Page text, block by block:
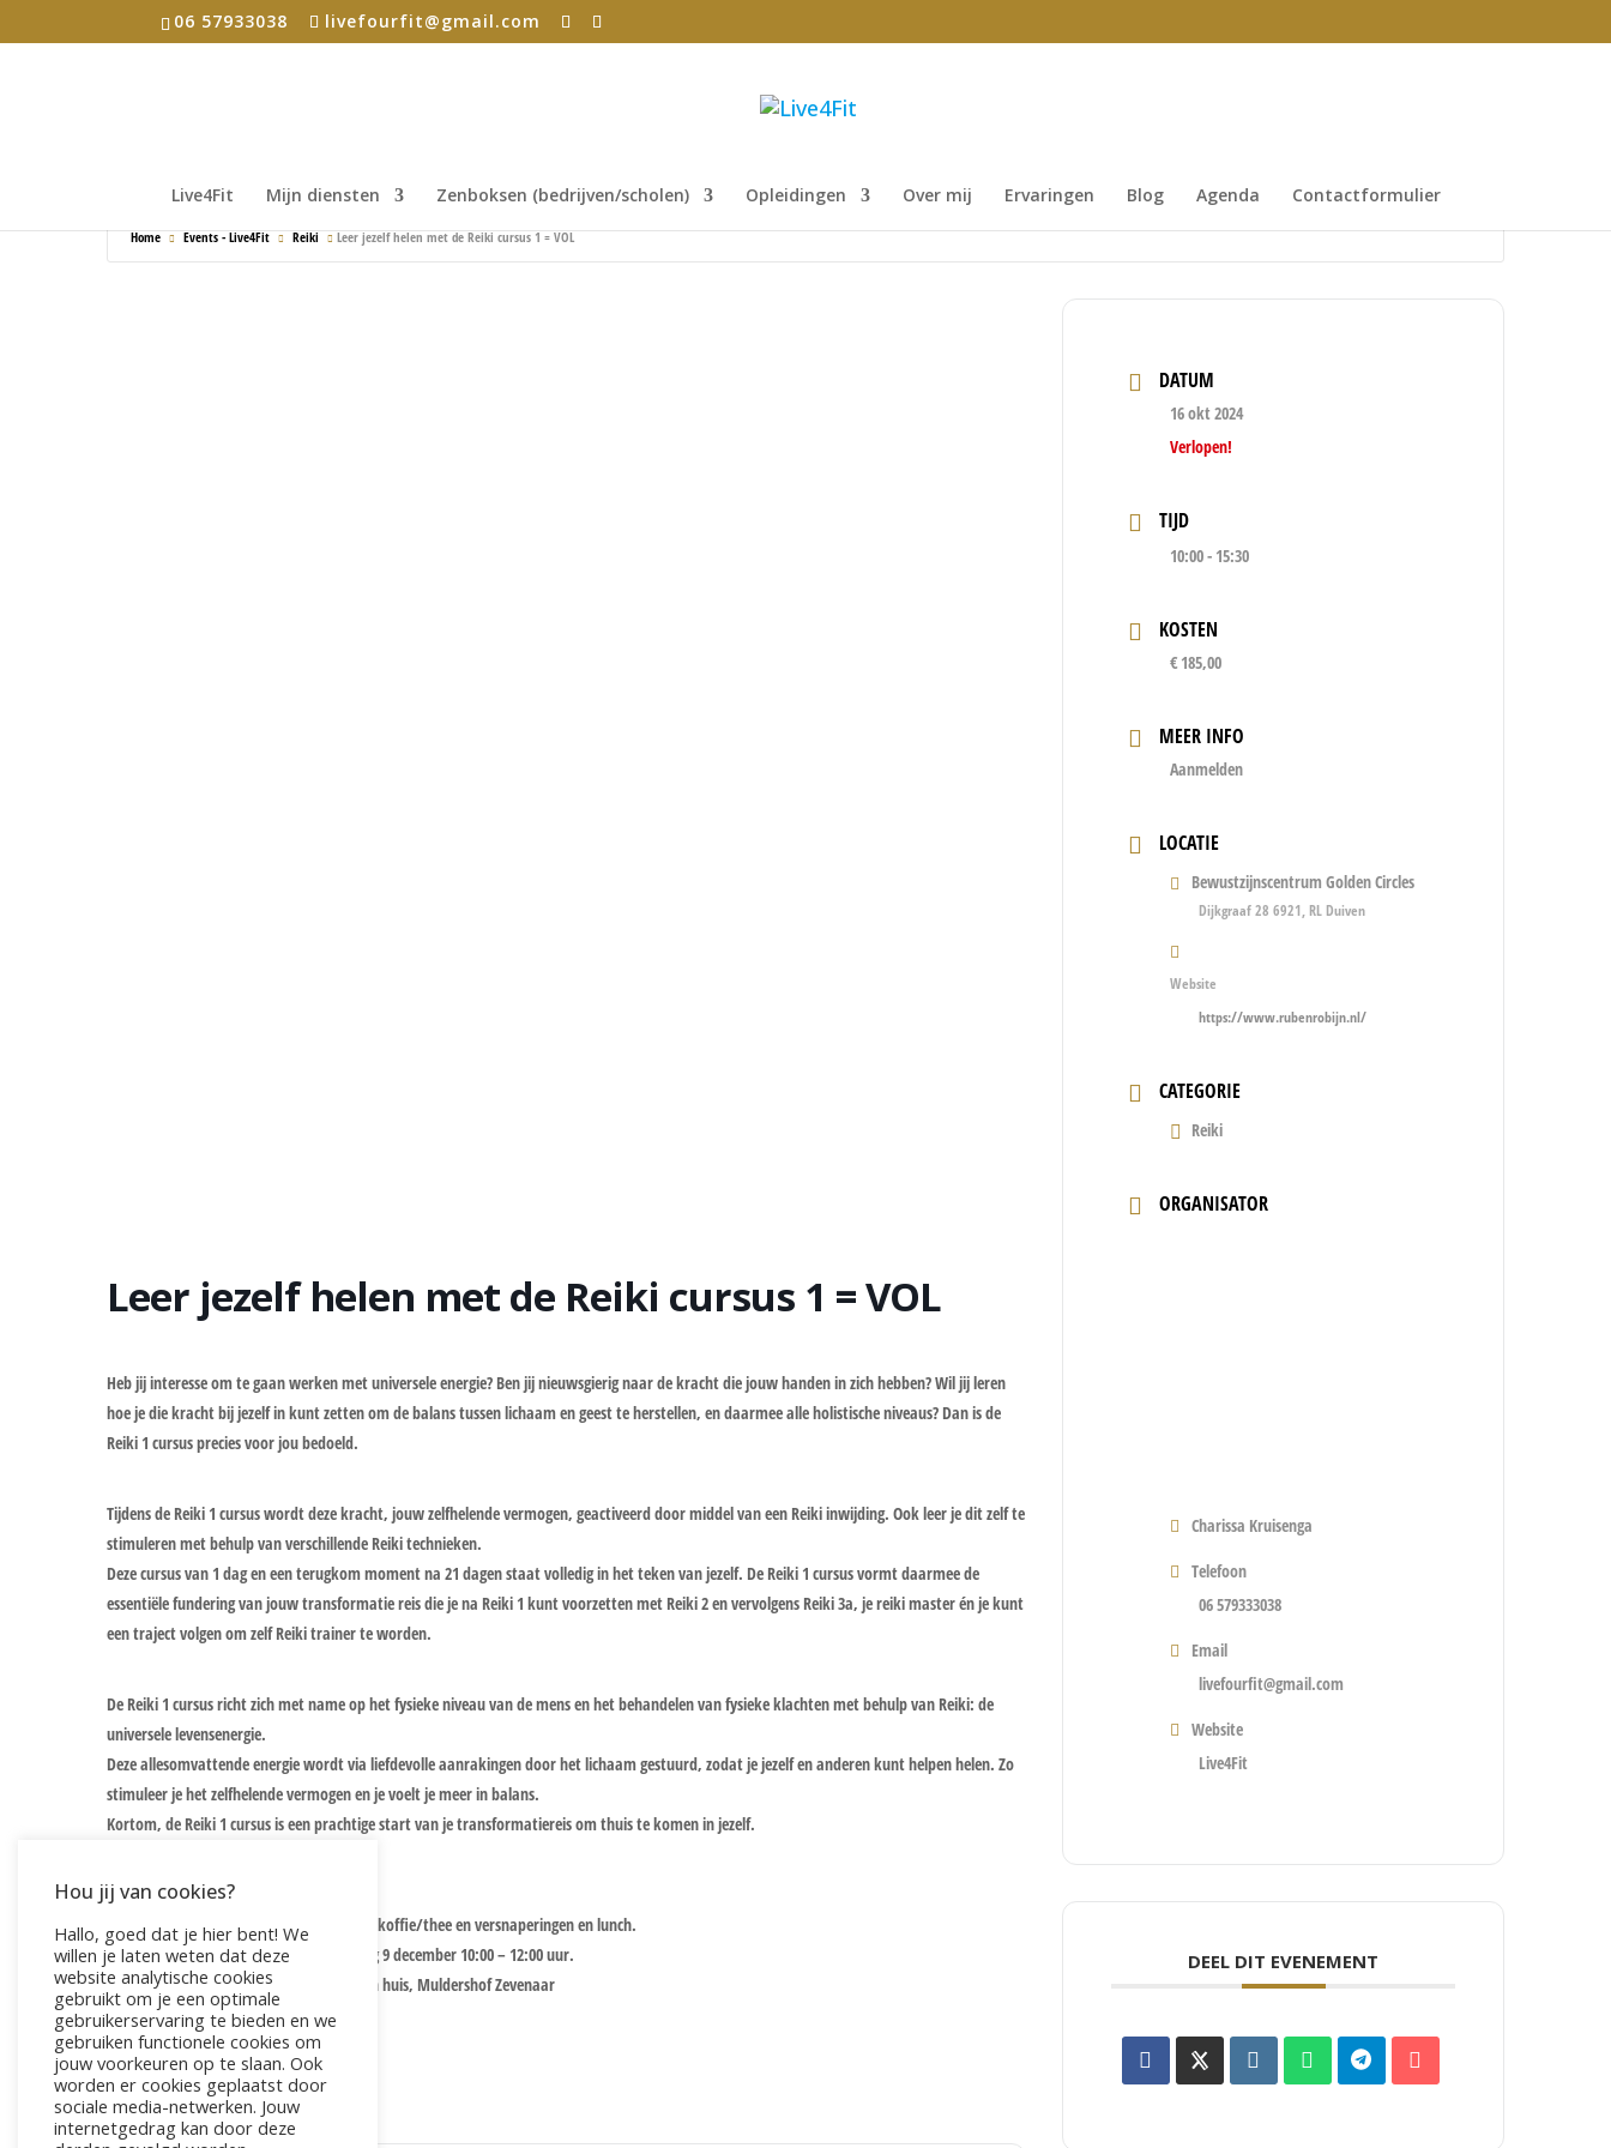
06 57933038 livefourfit@gmail.com
Live4Fit Mijn diensten Zenboksen (bedrijven/scholen) Opleidingen Over mij Ervaringen Blog Agenda Contactformulier
Home Events - Live4Fit Reiki Leer jezelf helen met de Reiki cursus 1 = VOL
Leer jezelf helen met de Reiki cursus 1 = VOL
Heb jij interesse om te gaan werken met universele energie? Ben jij nieuwsgierig naar de kracht die jouw handen in zich hebben? Wil jij leren
hoe je die kracht bij jezelf in kunt zetten om de balans tussen lichaam en geest te herstellen, en daarmee alle holistische niveaus? Dan is de
Reiki 1 cursus precies voor jou bedoeld.
Tijdens de Reiki 1 cursus wordt deze kracht, jouw zelfhelende vermogen, geactiveerd door middel van een Reiki inwijding. Ook leer je dit zelf te
stimuleren met behulp van verschillende Reiki technieken.
Deze cursus van 1 dag en een terugkom moment na 21 dagen staat volledig in het teken van jezelf. De Reiki 1 cursus vormt daarmee de
essentiële fundering van jouw transformatie reis die je na Reiki 1 kunt voorzetten met Reiki 2 en vervolgens Reiki 3a, je reiki master én je kunt
een traject volgen om zelf Reiki trainer te worden.
De Reiki 1 cursus richt zich met name op het fysieke niveau van de mens en het behandelen van fysieke klachten met behulp van Reiki: de
universele levensenergie.
Deze allesomvattende energie wordt via liefdevolle aanrakingen door het lichaam gestuurd, zodat je jezelf en anderen kunt helpen helen. Zo
stimuleer je het zelfhelende vermogen en je voelt je meer in balans.
Kortom, de Reiki 1 cursus is een prachtige start van je transformatiereis om thuis te komen in jezelf.
Praktische informatie
Kosten :€ 185,00 inclusief reiki certificaat, koffie/thee en versnaperingen en lunch.
Inclusief verdiepingsmoment op maandag 9 december 10:00 – 12:00 uur.
Lokatie verdiepingsmoment: Praktijk aan huis, Muldershof Zevenaar
Tijd: 10:00-15:30
Min. 3 deelnemers, max. 6 = VOL
DATUM
16 okt 2024
Verlopen!
TIJD
10:00 - 15:30
KOSTEN
€ 185,00
MEER INFO
Aanmelden
LOCATIE
Bewustzijnscentrum Golden Circles
Dijkgraaf 28 6921, RL Duiven
Website
https://www.rubenrobijn.nl/
CATEGORIE
Reiki
ORGANISATOR
Charissa Kruisenga
Telefoon
06 579333038
Email
livefourfit@gmail.com
Website
Live4Fit
DEEL DIT EVENEMENT
Hou jij van cookies?
Hallo, goed dat je hier bent! We
willen je laten weten dat deze
website analytische cookies
gebruikt om je een optimale
gebruikerservaring te bieden en we
gebruiken functionele cookies om
jouw voorkeuren op te slaan. Ook
worden er cookies geplaatst door
sociale media-netwerken. Jouw
internetgedrag kan door deze